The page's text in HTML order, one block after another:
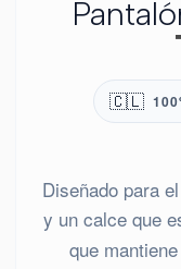
🇨🇱
Diseñado para
y un calce que
que